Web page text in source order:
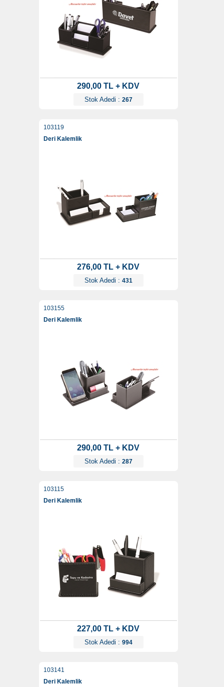
290,00 TL + KDV
Stok Adedi : 267
103119
Deri Kalemlik
276,00 TL + KDV
Stok Adedi : 431
103155
Deri Kalemlik
290,00 TL + KDV
Stok Adedi : 287
103115
Deri Kalemlik
227,00 TL + KDV
Stok Adedi : 994
103141
Deri Kalemlik